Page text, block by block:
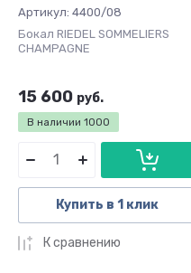
Артикул: 4400/08
Бокал RIEDEL SOMMELIERS
CHAMPAGNE
В наличии 1000
15 600 руб.
Купить в 1 клик
К сравнению